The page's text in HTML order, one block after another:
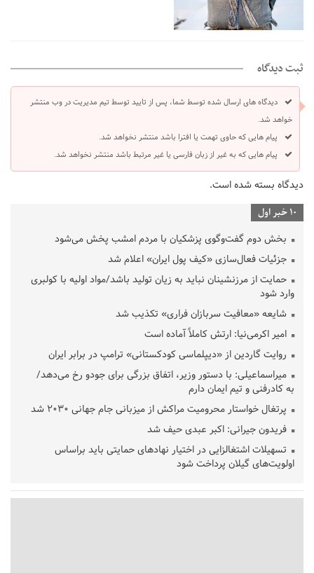
ثبت دیدگاه
دیدگاه های ارسال شده توسط شما، پس از تایید توسط تیم مدیریت در وب منتشر
خواهد شد.
پیام هایی که حاوی تهمت یا افترا باشد منتشر نخواهد شد.
پیام هایی که به غیر از زبان فارسی یا غیر مرتبط باشد منتشر نخواهد شد.
دیدگاه بسته شده است.
10 خبر اول
بخش دوم گفت‌وگوی پزشکیان با مردم امشب پخش می‌شود
جزئیات فعال‌سازی «کیف پول ایران» اعلام شد
حمایت از مرزنشینان نباید به زیان تولید باشد/مواد اولیه با کولبری
وارد شود
شایعه «معافیت سربازان فراری» تکذیب شد
امیر اکرمی‌نیا: ارتش کاملاً آماده است
روایت گاردین از «دیپلماسی کودکستانی» ترامپ در برابر ایران
میراسماعیلی: با دستور وزیر، اتفاق بزرگی برای جودو رخ می‌دهد/
به کادرفنی و تیم ایمان دارم
پرتغال خواستار محرومیت مراکش از میزبانی جام جهانی ۲۰۳۰ شد
فریدون جیرانی: اکبر عبدی حیف شد
تسهیلات اشتغالزایی در اختیار نهادهای حمایتی باید براساس
اولویت‌های گیلان پرداخت شود
قلعه‌نویی مشخص شد